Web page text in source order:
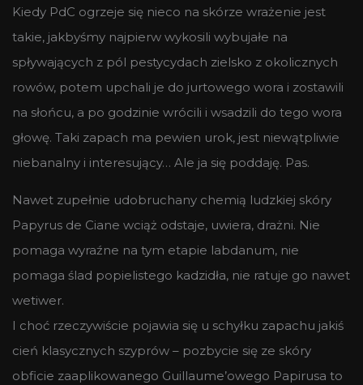
Kiedy PdC ogrzeje się nieco na skórze wrażenie jest
takie, jakbyśmy najpierw wykosili wybujałe na
spływających z pól pestycydach zielsko z okolicznych
rowów, potem upchali je do jurtowego wora i zostawili
na słońcu, a po godzinie wrócili i wsadzili do tego wora
głowę. Taki zapach ma pewien urok, jest niewątpliwie
niebanalny i interesujący… Ale ja się poddaję. Pas.
Nawet zupełnie udobruchany chemią ludzkiej skóry
Papyrus de Ciane wciąż odstaje, uwiera, drażni. Nie
pomaga wyraźne na tym etapie labdanum, nie
pomaga ślad popielistego kadzidła, nie ratuje go nawet
wetiwer.
I choć rzeczywiście pojawia się u schyłku zapachu jakiś
cień klasycznych szyprów – pozbycie się ze skóry
obficie zaaplikowanego Guillaume’owego Papirusa to